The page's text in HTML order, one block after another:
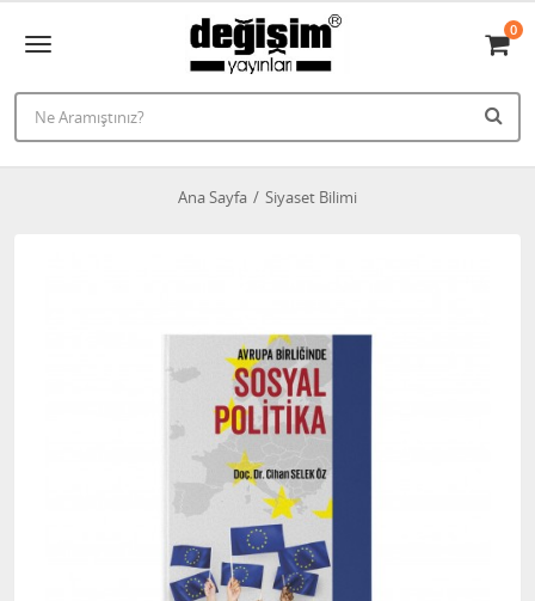
0
Ana Sayfa Siyaset Bilimi